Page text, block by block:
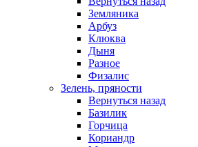
Земляника
Арбуз
Клюква
Дыня
Разное
Физалис
Зелень, пряности
Вернуться назад
Базилик
Горчица
Кориандр